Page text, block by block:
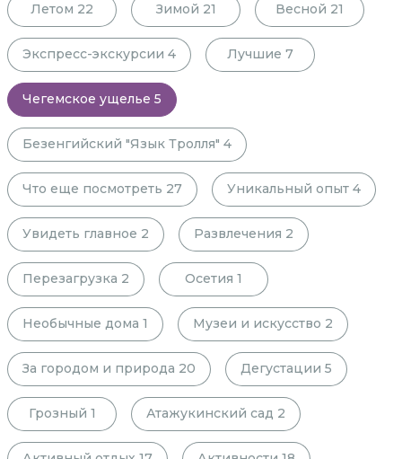
Летом 22 Зимой 21 Весной 21
Экспресс-экскурсии 4 Лучшие 7
Чегемское ущелье 5
Безенгийский "Язык Тролля" 4
Что еще посмотреть 27 Уникальный опыт 4
Увидеть главное 2 Развлечения 2
Перезагрузка 2 Осетия 1
Необычные дома 1 Музеи и искусство 2
За городом и природа 20 Дегустации 5
Грозный 1 Атажукинский сад 2